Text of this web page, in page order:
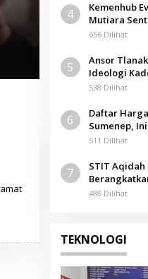
4
Kemenhub
Mutiara
656 Dilihat
5
Ansor
Ideologi
Kemandirian
538 Dilihat
6
Daftar
Sumenep,
Tegal, dan
511 Dilihat
7
STIT Aqidah
Internasional
488 Dilihat
TEKNOLOGI